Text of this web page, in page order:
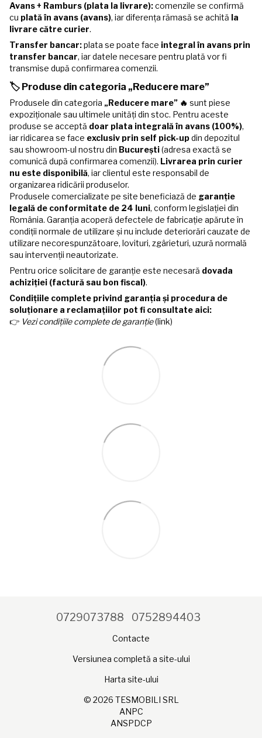
Avans + Ramburs (plata la livrare):comenzile se confirmă
cu plată în avans (avans), iar diferența rămasă se achită la
livrare către curier.
Transfer bancar:plata se poate face integral în avans prin
transfer bancar, iar datele necesare pentru plată vor fi
transmise după confirmarea comenzii.
🏷️ Produse din categoria „Reducere mare”
Produsele din categoria „Reducere mare” 🔥 sunt piese
expoziționale sau ultimele unități din stoc. Pentru aceste
produse se acceptă doar plata integrală în avans (100%),
iar ridicarea se face exclusiv prin self pick-updin depozitul
sau showroom-ul nostru din București(adresa exactă se
comunică după confirmarea comenzii). Livrarea prin curier
nu este disponibilă, iar clientul este responsabil de
organizarea ridicării produselor.
Produsele comercializate pe site beneficiază de garanție
legală de conformitate de 24 luni, conform legislației din
România. Garanția acoperă defectele de fabricație apărute în
condiții normale de utilizare și nu include deteriorări cauzate de
utilizare necorespunzătoare, lovituri, zgârieturi, uzură normală
sau intervenții neautorizate.
Pentru orice solicitare de garanție este necesară dovada
achiziției (factură sau bon fiscal).
Condițiile complete privind garanția și procedura de
soluționare a reclamațiilor pot fi consultate aici:
👉 Vezi condițiile complete de garanție(link)
0729073788 0752894403
Contacte
Versiunea completă a site-ului
Harta site-ului
© 2026 TESMOBILI SRL
ANPC
ANSPDCP